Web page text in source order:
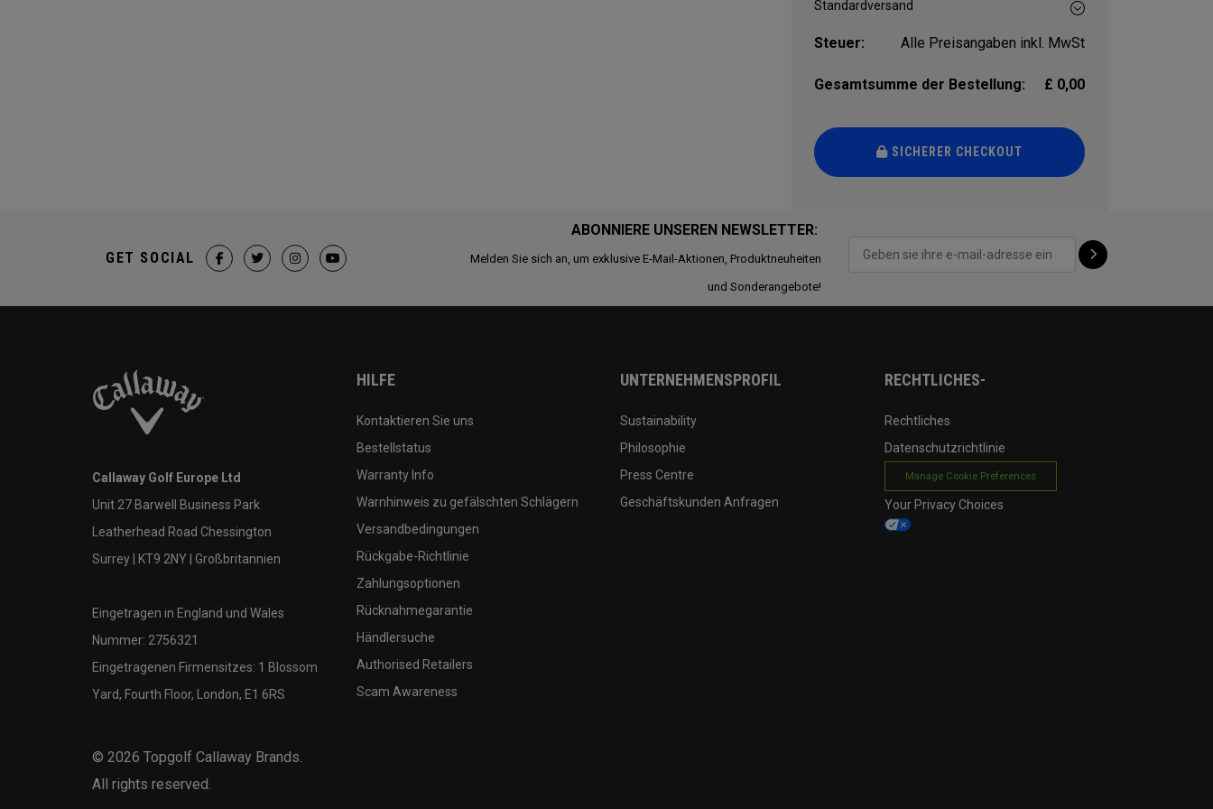
Steuer: Alle Preisangaben inkl. MwSt
Gesamtsumme der Bestellung: £ 0,00
SICHERER CHECKOUT
ABONNIERE UNSEREN NEWSLETTER:
Melden Sie sich an, um exklusive E-Mail-Aktionen, Produktneuheiten
und Sonderangebote!
GET SOCIAL
Callaway Golf Europe Ltd
Unit 27 Barwell Business Park
Leatherhead Road Chessington
Surrey | KT9 2NY | Großbritannien
Eingetragen in England und Wales
Nummer: 2756321
Eingetragenen Firmensitzes: 1 Blossom
Yard, Fourth Floor, London, E1 6RS
© 2026 Topgolf Callaway Brands.
All rights reserved.
HILFE
Kontaktieren Sie uns
Bestellstatus
Warranty Info
Warnhinweis zu gefälschten Schlägern
Versandbedingungen
Rückgabe-Richtlinie
Zahlungsoptionen
Rücknahmegarantie
Händlersuche
Authorised Retailers
Scam Awareness
UNTERNEHMENSPROFIL
Sustainability
Philosophie
Press Centre
Geschäftskunden Anfragen
RECHTLICHES-
Rechtliches
Datenschutzrichtlinie
Manage Cookie Preferences
Your Privacy Choices